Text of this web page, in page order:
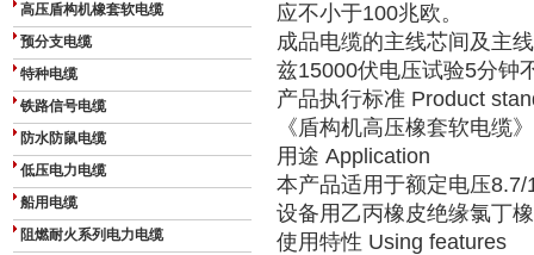
高压盾构机橡套软电缆
预分支电缆
特种电缆
铁路信号电缆
防水防鼠电缆
低压电力电缆
船用电缆
阻燃耐火系列电力电缆
应不小于100兆欧。
成品电缆的主线芯间及主
兹15000伏电压试验5分钟
产品执行标准 Product
《盾构机高压橡套软电缆
用途 Application
本产品适用于额定电压8.7/
设备用乙丙橡皮绝缘氯丁
使用特性 Using features